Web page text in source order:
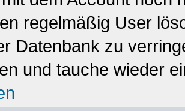
regelmäßig User
Datenbank zu
und tauche wieder